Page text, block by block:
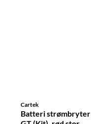
Cartek
Batteri strømbryter